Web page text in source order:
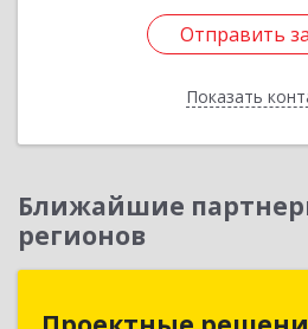
Отправить
Показать
Отправить
Назад
Ближайшие
регионов